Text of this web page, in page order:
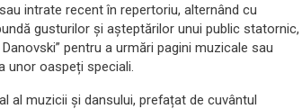
intrate recent în repertoriu, alternând cu
gusturilor și așteptărilor unui public statornic,
pentru a urmări pagini muzicale sau
unor oaspeți speciali.
al muzicii și dansului, prefațat de cuvântul